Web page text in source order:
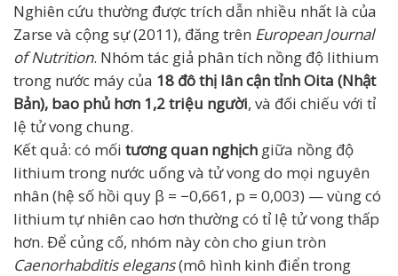
Nghiên cứu thường được trích dẫn nhiều nhất là của
Zarse và cộng sự (2011), đăng trên European Journal
of Nutrition. Nhóm tác giả phân tích nồng độ lithium
trong nước máy của 18 đô thị lân cận tỉnh Oita (Nhật
Bản), bao phủ hơn 1,2 triệu người, và đối chiếu với tỉ
lệ tử vong chung.
Kết quả: có mối tương quan nghịch giữa nồng độ
lithium trong nước uống và tử vong do mọi nguyên
nhân (hệ số hồi quy β = −0,661, p = 0,003) — vùng có
lithium tự nhiên cao hơn thường có tỉ lệ tử vong thấp
hơn. Để củng cố, nhóm này còn cho giun tròn
Caenorhabditis elegans(mô hình kinh điển trong